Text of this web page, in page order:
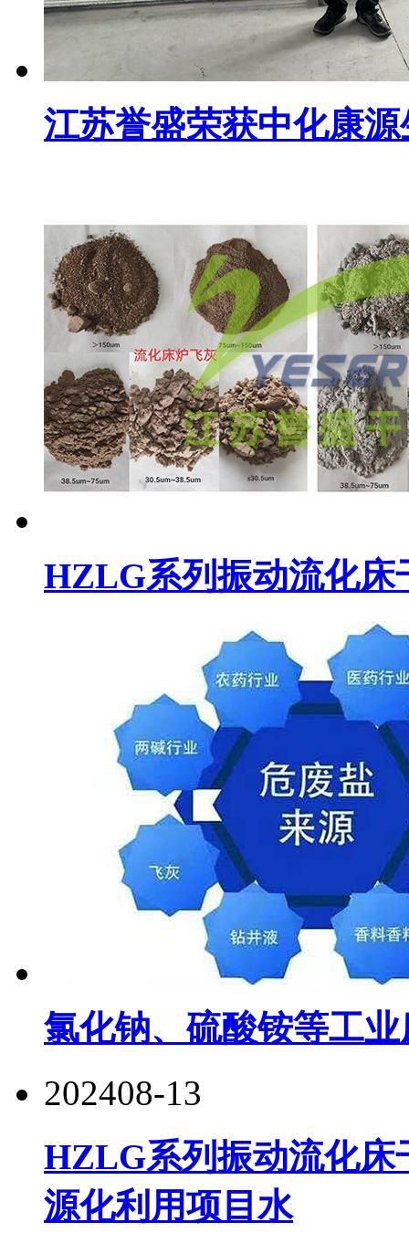
江苏誉盛荣获中化康
HZLG系列振动流化床
氯化钠、硫酸铵等工
202408-13
HZLG系列振动流化床
源化利用项目水